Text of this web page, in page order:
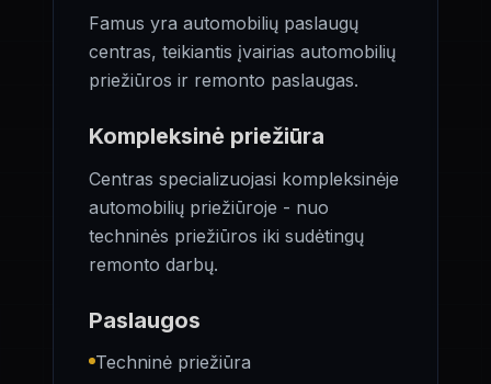
Famus yra automobilių paslaugų
centras, teikiantis įvairias automobilių
priežiūros ir remonto paslaugas.
Kompleksinė priežiūra
Centras specializuojasi kompleksinėje
automobilių priežiūroje - nuo
techninės priežiūros iki sudėtingų
remonto darbų.
Paslaugos
Techninė priežiūra